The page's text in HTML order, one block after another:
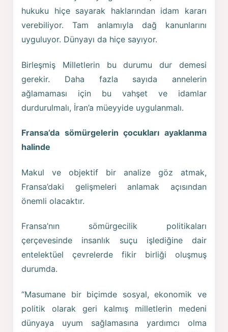
hukuku hiçe sayarak haklarından idam kararı
verebiliyor. Tam anlamıyla dağ kanunlarını
uyguluyor. Dünyayı da hiçe sayıyor.
Birleşmiş Milletlerin bu durumu dur demesi
gerekir. Daha fazla sayıda annelerin
ağlamaması için bu vahşet ve idamlar
durdurulmalı, İran’a müeyyide uygulanmalı.
Fransa’da sömürgelerin çocukları ayaklanma
halinde
Makul ve objektif bir analize göz atmak,
Fransa’daki gelişmeleri anlamak açısından
önemli olacaktır.
Fransa’nın sömürgecilik politikaları
çerçevesinde insanlık suçu işlediğine dair
entelektüel çevrelerde fikir birliği oluşmuş
durumda.
“Masumane bir biçimde sosyal, ekonomik ve
politik olarak geri kalmış milletlerin medeni
dünyaya uyum sağlamasına yardımcı olma